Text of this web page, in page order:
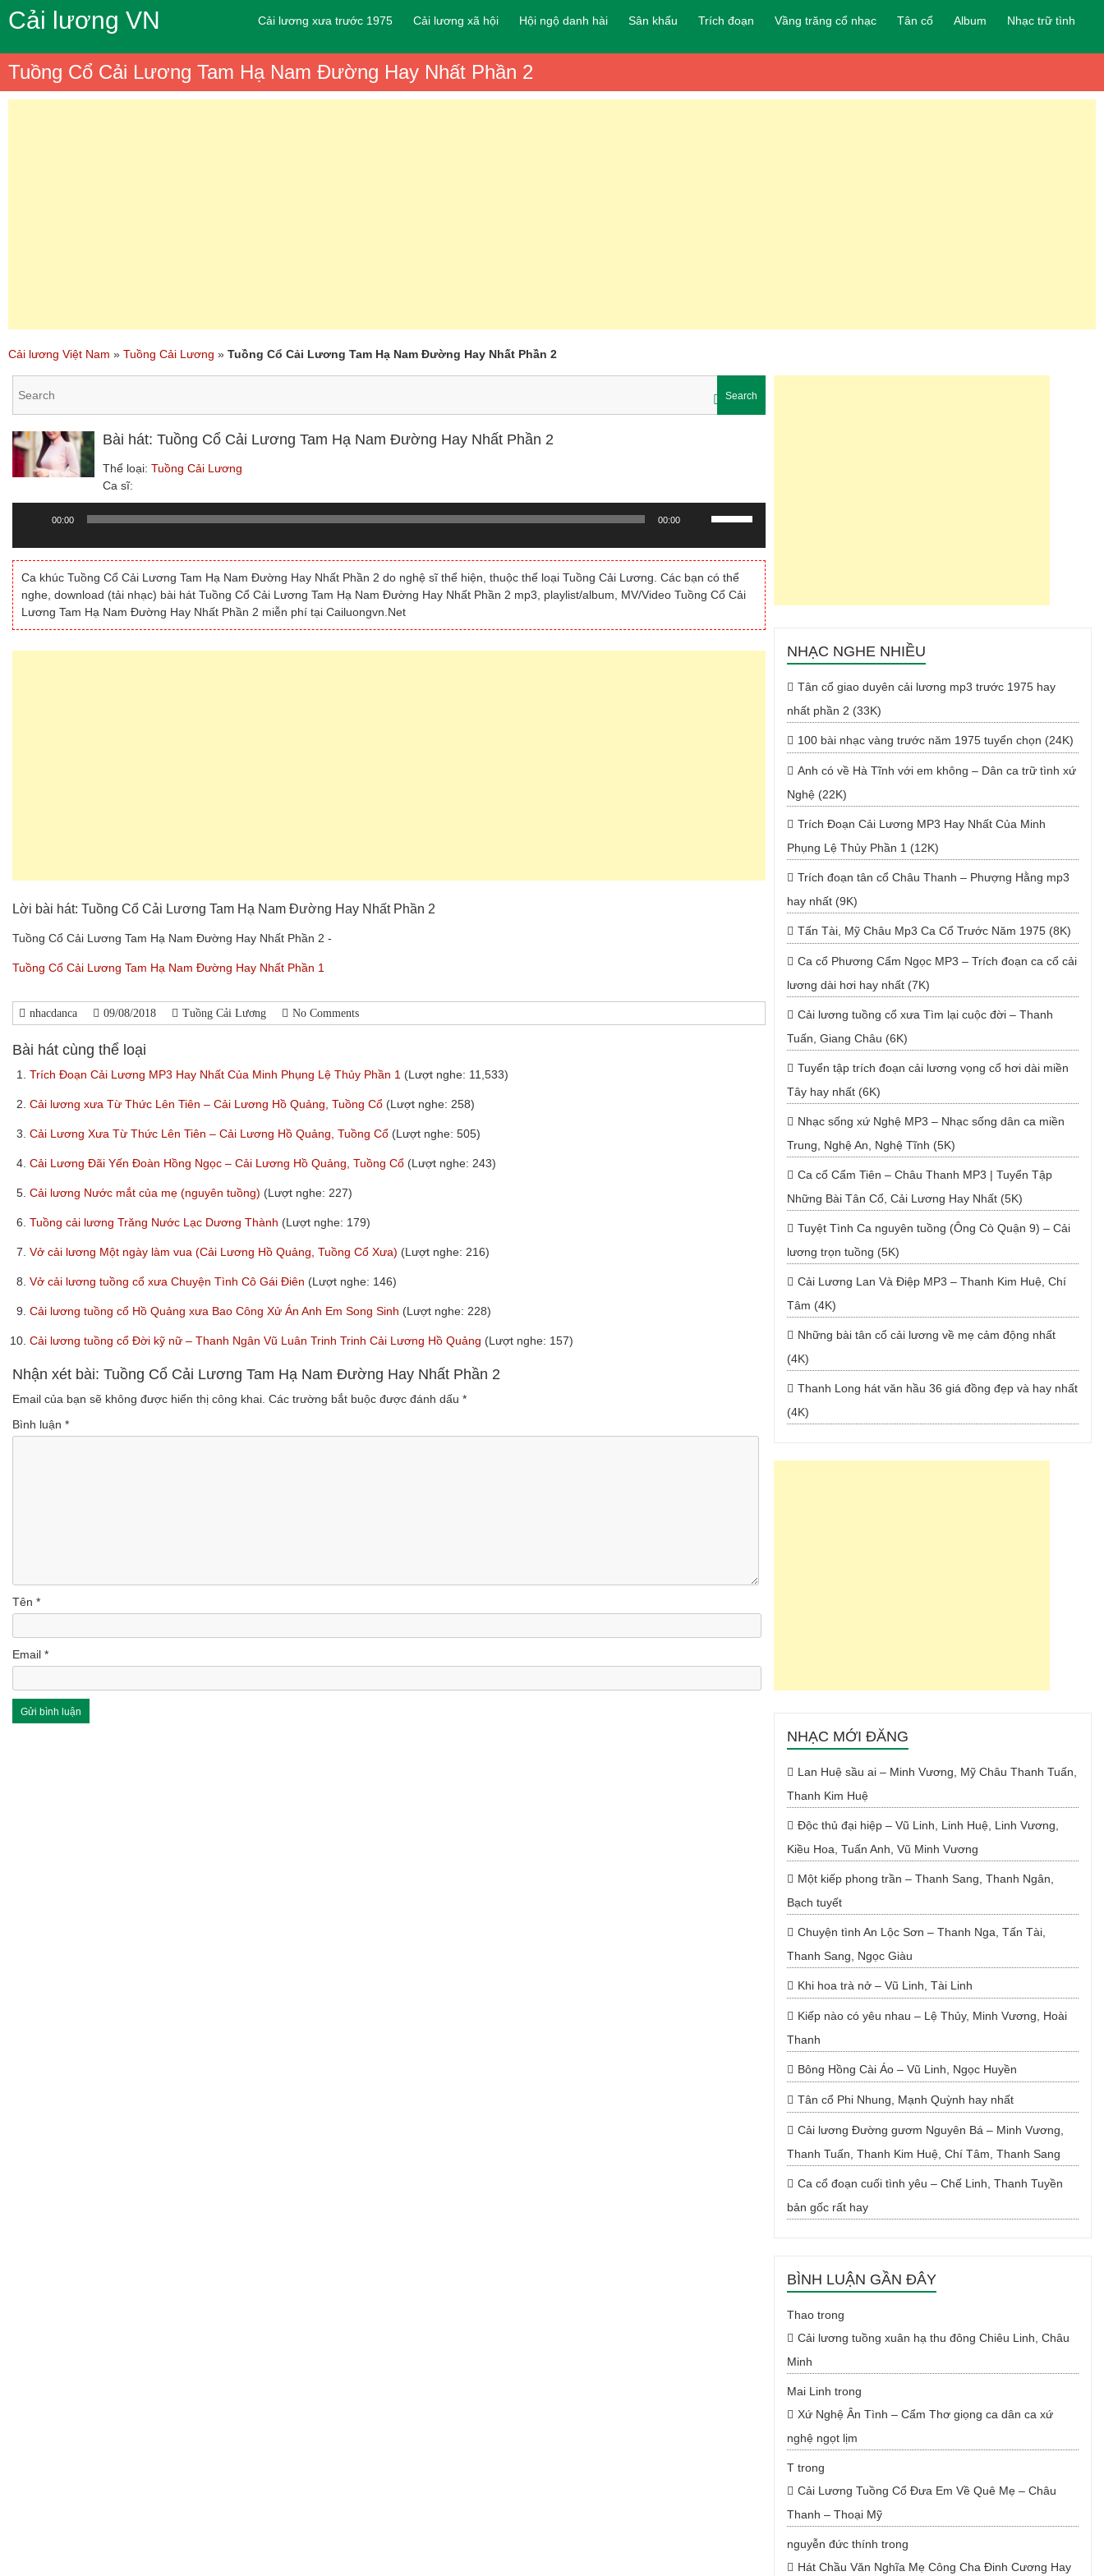
Cải lương VN Cải lương xưa trước 1975 Cải lương xã hội Hội ngộ danh hài Sân khấu Trích đoạn Vầng trăng cổ nhạc Tân cổ Album Nhạc trữ tình
Tuồng Cổ Cải Lương Tam Hạ Nam Đường Hay Nhất Phần 2
Cải lương Việt Nam » Tuồng Cải Lương » Tuồng Cổ Cải Lương Tam Hạ Nam Đường Hay Nhất Phần 2
Search
Bài hát: Tuồng Cổ Cải Lương Tam Hạ Nam Đường Hay Nhất Phần 2
Thể loại:Tuồng Cải Lương
Ca sĩ:
00:00 00:00
phím
mũi
tên
Lên/Xuống
để
tăng
Ca khúc Tuồng Cổ Cải Lương Tam Hạ Nam Đường Hay Nhất Phần 2 do nghệ sĩ thể hiện, thuộc thể loại Tuồng Cải Lương. Các bạn có thể
nghe, download (tải nhạc) bài hát Tuồng Cổ Cải Lương Tam Hạ Nam Đường Hay Nhất Phần 2 mp3, playlist/album, MV/Video Tuồng Cổ Cải
Lương Tam Hạ Nam Đường Hay Nhất Phần 2 miễn phí tại Cailuongvn.Net
Lời bài hát: Tuồng Cổ Cải Lương Tam Hạ Nam Đường Hay Nhất Phần 2
Tuồng Cổ Cải Lương Tam Hạ Nam Đường Hay Nhất Phần 2 -
Tuồng Cổ Cải Lương Tam Hạ Nam Đường Hay Nhất Phần 1
nhacdanca 09/08/2018 Tuồng Cải Lương No Comments
Bài hát cùng thể loại
1. Trích Đoạn Cải Lương MP3 Hay Nhất Của Minh Phụng Lệ Thủy Phần 1 (Lượt nghe: 11,533)
2. Cải lương xưa Từ Thức Lên Tiên – Cải Lương Hồ Quảng, Tuồng Cổ (Lượt nghe: 258)
3. Cải Lương Xưa Từ Thức Lên Tiên – Cải Lương Hồ Quảng, Tuồng Cổ (Lượt nghe: 505)
4. Cải Lương Đãi Yến Đoàn Hồng Ngọc – Cải Lương Hồ Quảng, Tuồng Cổ (Lượt nghe: 243)
5. Cải lương Nước mắt của mẹ (nguyên tuồng) (Lượt nghe: 227)
6. Tuồng cải lương Trăng Nước Lạc Dương Thành (Lượt nghe: 179)
7. Vở cải lương Một ngày làm vua (Cải Lương Hồ Quảng, Tuồng Cổ Xưa) (Lượt nghe: 216)
8. Vở cải lương tuồng cổ xưa Chuyện Tình Cô Gái Điên (Lượt nghe: 146)
9. Cải lương tuồng cổ Hồ Quảng xưa Bao Công Xử Án Anh Em Song Sinh (Lượt nghe: 228)
10. Cải lương tuồng cổ Đời kỹ nữ – Thanh Ngân Vũ Luân Trinh Trinh Cải Lương Hồ Quảng (Lượt nghe: 157)
Nhận xét bài: Tuồng Cổ Cải Lương Tam Hạ Nam Đường Hay Nhất Phần 2
Email của bạn sẽ không được hiển thị công khai. Các trường bắt buộc được đánh dấu *
Bình luận *
Tên *
Email *
NHẠC NGHE NHIỀU
Tân cổ giao duyên cải lương mp3 trước 1975 hay
nhất phần 2 (33K)
100 bài nhạc vàng trước năm 1975 tuyển chọn (24K)
Anh có về Hà Tĩnh với em không – Dân ca trữ tình xứ
Nghệ (22K)
Trích Đoạn Cải Lương MP3 Hay Nhất Của Minh
Phụng Lệ Thủy Phần 1 (12K)
Trích đoạn tân cổ Châu Thanh – Phượng Hằng mp3
hay nhất (9K)
Tấn Tài, Mỹ Châu Mp3 Ca Cổ Trước Năm 1975 (8K)
Ca cổ Phương Cẩm Ngọc MP3 – Trích đoạn ca cổ cải
lương dài hơi hay nhất (7K)
Cải lương tuồng cổ xưa Tìm lại cuộc đời – Thanh
Tuấn, Giang Châu (6K)
Tuyển tập trích đoạn cải lương vọng cổ hơi dài miền
Tây hay nhất (6K)
Nhạc sống xứ Nghệ MP3 – Nhạc sống dân ca miền
Trung, Nghệ An, Nghệ Tĩnh (5K)
Ca cổ Cẩm Tiên – Châu Thanh MP3 | Tuyển Tập
Những Bài Tân Cổ, Cải Lương Hay Nhất (5K)
Tuyệt Tình Ca nguyên tuồng (Ông Cò Quận 9) – Cải
lương trọn tuồng (5K)
Cải Lương Lan Và Điệp MP3 – Thanh Kim Huệ, Chí
Tâm (4K)
Những bài tân cổ cải lương về mẹ cảm động nhất
(4K)
Thanh Long hát văn hầu 36 giá đồng đẹp và hay nhất
(4K)
NHẠC MỚI ĐĂNG
Lan Huệ sầu ai – Minh Vương, Mỹ Châu Thanh Tuấn,
Thanh Kim Huệ
Độc thủ đại hiệp – Vũ Linh, Linh Huệ, Linh Vương,
Kiều Hoa, Tuấn Anh, Vũ Minh Vương
Một kiếp phong trần – Thanh Sang, Thanh Ngân,
Bạch tuyết
Chuyện tình An Lộc Sơn – Thanh Nga, Tấn Tài,
Thanh Sang, Ngọc Giàu
Khi hoa trà nở – Vũ Linh, Tài Linh
Kiếp nào có yêu nhau – Lệ Thủy, Minh Vương, Hoài
Thanh
Bông Hồng Cài Áo – Vũ Linh, Ngọc Huyền
Tân cổ Phi Nhung, Mạnh Quỳnh hay nhất
Cải lương Đường gươm Nguyên Bá – Minh Vương,
Thanh Tuấn, Thanh Kim Huệ, Chí Tâm, Thanh Sang
Ca cổ đoạn cuối tình yêu – Chế Linh, Thanh Tuyền
bản gốc rất hay
BÌNH LUẬN GẦN ĐÂY
Thaotrong
Cải lương tuồng xuân hạ thu đông Chiêu Linh, Châu
Minh
Mai Linh trong
Xứ Nghệ Ân Tình – Cẩm Thơ giọng ca dân ca xứ
nghệ ngọt lịm
Ttrong
Cải Lương Tuồng Cổ Đưa Em Về Quê Mẹ – Châu
Thanh – Thoại Mỹ
nguyễn đức thính trong
Hát Chầu Văn Nghĩa Mẹ Công Cha Đinh Cương Hay